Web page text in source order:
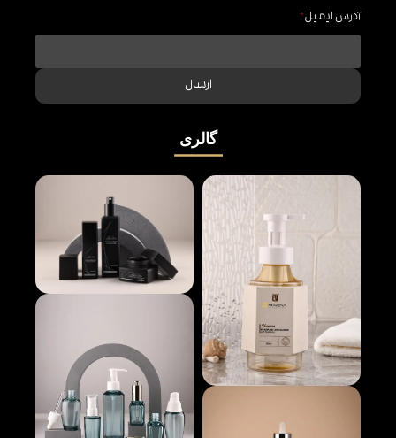
گالری
آدرس ایمیل*
ارسال